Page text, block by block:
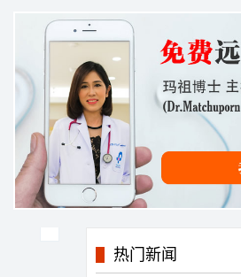
热门新闻